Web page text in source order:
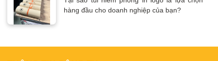
hàng đầu cho doanh nghiệp của bạn?